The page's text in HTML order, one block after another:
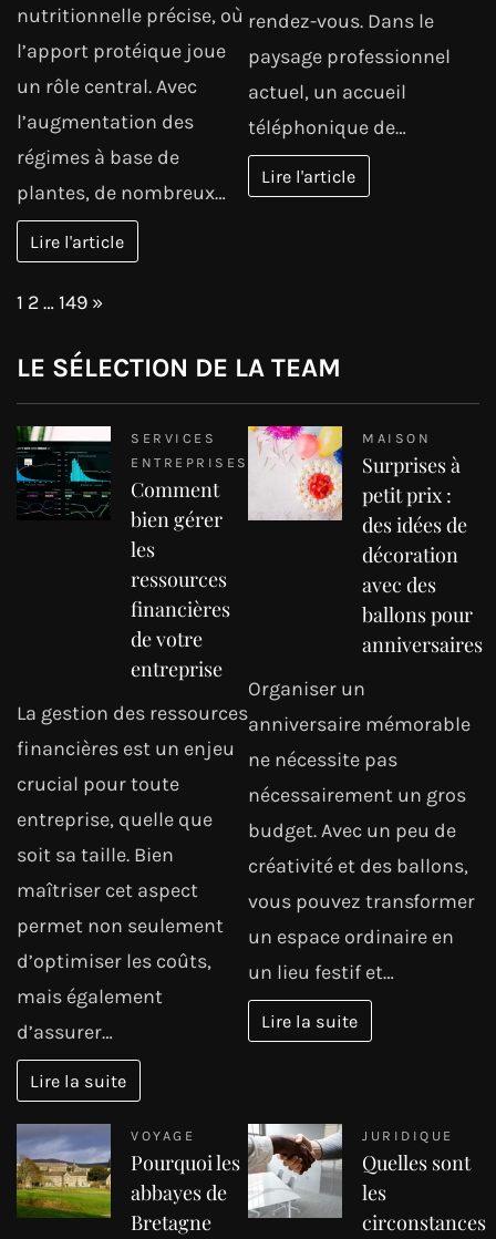
nutritionnelle précise, où
l’apport protéique joue
un rôle central. Avec
l’augmentation des
régimes à base de
plantes, de nombreux…
Lire l'article
rendez-vous. Dans le
paysage professionnel
actuel, un accueil
téléphonique de…
Lire l'article
Page:
1 2…149 Next
»
LE SÉLECTION DE LA TEAM
SERVICES
ENTREPRISES
Comment
bien gérer
les
ressources
financières
de votre
entreprise
La gestion des ressources
financières est un enjeu
crucial pour toute
entreprise, quelle que
soit sa taille. Bien
maîtriser cet aspect
permet non seulement
d’optimiser les coûts,
mais également
d’assurer…
Lire la suite
MAISON
Surprises à
petit prix :
des idées de
décoration
avec des
ballons pour
anniversaires
Organiser un
anniversaire mémorable
ne nécessite pas
nécessairement un gros
budget. Avec un peu de
créativité et des ballons,
vous pouvez transformer
un espace ordinaire en
un lieu festif et…
Lire la suite
VOYAGE
Pourquoi les
abbayes de
Bretagne
JURIDIQUE
Quelles sont
les
circonstances